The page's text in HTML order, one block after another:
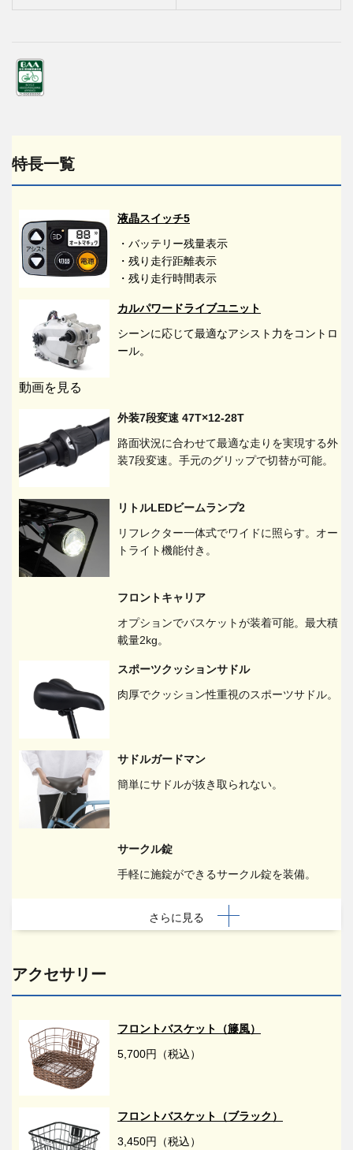
特長一覧
液晶スイッチ5
・バッテリー残量表示
・残り走行距離表示
・残り走行時間表示
カルパワードライブユニット
シーンに応じて最適なアシスト力をコントロ
ール。
動画を見る
外装7段変速 47T×12-28T
路面状況に合わせて最適な走りを実現する外
装7段変速。手元のグリップで切替が可能。
リトルLEDビームランプ2
リフレクター一体式でワイドに照らす。オー
トライト機能付き。
フロントキャリア
オプションでバスケットが装着可能。最大積
載量2kg。
スポーツクッションサドル
肉厚でクッション性重視のスポーツサドル。
サドルガードマン
簡単にサドルが抜き取られない。
サークル錠
手軽に施錠ができるサークル錠を装備。
さらに見る
アクセサリー
フロントバスケット（籐風）
5,700円（税込）
フロントバスケット（ブラック）
3,450円（税込）